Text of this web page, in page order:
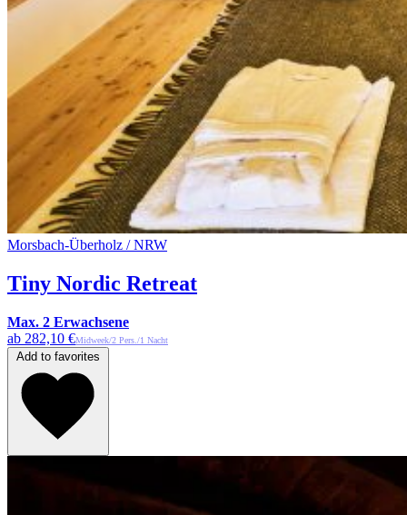
Morsbach-Überholz / NRW
Tiny Nordic Retreat
Max. 2 Erwachsene
ab 282,10 €Midweek/2 Pers./1 Nacht
Add to favorites